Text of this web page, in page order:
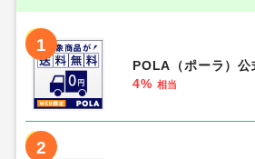
1
POLA（ポーラ）公
4% 相当
2